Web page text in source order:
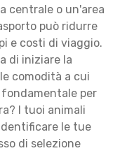
centrale o un'area
può ridurre
e costi di viaggio.
di iniziare la
comodità a cui
fondamentale per
I tuoi animali
le tue
di selezione